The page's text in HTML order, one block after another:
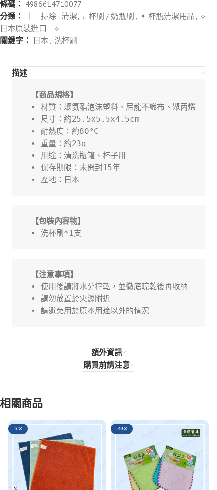
條碼： 4986614710077
分類：
｜ 掃除 · 清潔 , ⌞ 杯刷 / 奶瓶刷 , ✦ 杯瓶清潔用品 , ⟡
日本原裝進口 ⟡
關鍵字：
日本, 洗杯刷
描述
【商品規格】
• 材質：聚氨酯泡沫塑料、尼龍不織布、聚丙烯
• 尺寸：約25.5x5.5x4.5cm
• 耐熱度：約80°C
• 重量：約23g
• 用途：清洗瓶罐、杯子用
• 保存期限：未開封15年
• 產地：日本
【包裝內容物】
• 洗杯刷*1支
【注意事項】
• 使用後請將水分擰乾，並徹底晾乾後再收納
• 請勿放置於火源附近
• 請避免用於原本用途以外的情況
額外資訊
購買前請注意
相關商品
-5% -43%